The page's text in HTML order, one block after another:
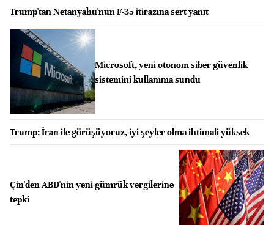
Trump'tan Netanyahu'nun F-35 itirazına sert yanıt
Microsoft, yeni otonom siber güvenlik
sistemini kullanıma sundu
Trump: İran ile görüşüyoruz, iyi şeyler olma ihtimali yüksek
Çin'den ABD'nin yeni gümrük vergilerine
tepki